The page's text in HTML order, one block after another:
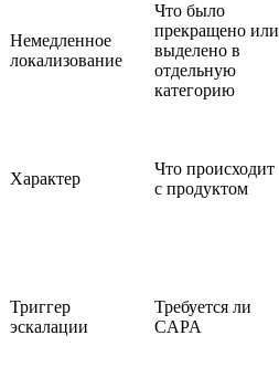
Немедленное
локализование
Что было
прекращено или
выделено в
отдельную
категорию
Характер
Что происходит
с продуктом
Триггер
эскалации
Требуется ли
CAPA